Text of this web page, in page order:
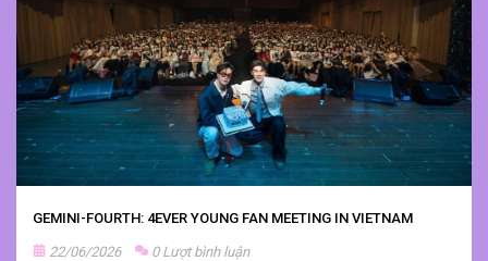
GEMINI-FOURTH: 4EVER YOUNG FAN MEETING IN VIETNAM
22/06/2026 0 Lượt bình luận